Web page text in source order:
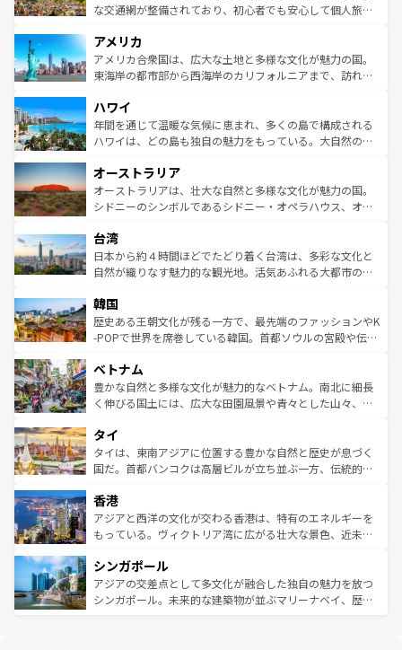
を参照してほしい。
戦など、本場だからこそできる体験も豊富。イギリスを旅
ンツ一覧を参照してほしい。
な交通網が整備されており、初心者でも安心して個人旅行
の建物がそのまま残る町や、スイスならではのユニークな
博物館もあり、アルプス観光だけでなく町歩きも満喫する
ことができる。国民の所得が高いため物価も高いが、旅行
ば市内交通費無料で観光を楽しむこともできる。 なお、新
着のスイス情報はコンテンツ一覧 を参照してほしい。
アメリカ
アメリカ合衆国は、広大な土地と多様な文化が魅力の国。
東海岸の都市部から西海岸のカリフォルニアまで、訪れる
のような巨大都市は、観光、ショッピング、エンターテイ
ンメントが詰まった刺激的なスポットだ。一方、アメリカ
西部には大自然が広がり、グランドキャニオンやイエロー
部のニューオーリンズでは、音楽と美食が融合した独特の
文化が魅力。旅行者はアメリカの各地域で異なる魅力を楽
しみながら、その多様性と豊かな歴史を感じることができ
ならではの贅沢な旅のスタイルだ。 なお、新着のアメリカ
情報はコンテンツ一覧を参照してほしい。
ハワイ
年間を通じて温暖な気候に恵まれ、多くの島で構成される
ハワイは、どの島も独自の魅力をもっている。大自然の神
ワイ島は見逃せない。また、定番の観光地といえばオアフ
島だが、静かな自然を求めるならマウイ島やカウアイ島が
おすすめ。エメラルドグリーンに輝く海をはじめ、豊かな
れるおもてなしの心で訪れる人々を迎えてくれるハワイの
人々、おいしいローカルフードやハワイアンミュージッ
ク、伝統的なフラダンスなど、すべてがハワイの魅力を彩
ワイを、存分に味わってほしい。 なお、新着のハワイ情報
はコンテンツ一覧を参照してほしい。
オーストラリア
オーストラリアは、壮大な自然と多様な文化が魅力の国。
シドニーのシンボルであるシドニー・オペラハウス、オー
リアリーフや大陸中央部にそびえるウルル（エアーズロッ
ク）、タスマニアの美しい原生林やケアンズの熱帯雨林な
ど、見どころがたくさん。また、カフェやワイン、オージ
いる。アクティビティも充実しており、サーフィンやダイ
ビング、ハイキングなど、アウトドア好きにはたまらな
い。オーストラリアの多彩な魅力を存分に味わいつくそ
参照してほしい。
台湾
日本から約４時間ほどでたどり着く台湾は、多彩な文化と
自然が織りなす魅力的な観光地。活気あふれる大都市の台
ン）、静ひつな山岳地帯である台湾東部など、都市の喧騒
と山間の静けさが共存しており、訪れる人に新しい発見と
驚きをもたらしてくれる。また、奥深い台湾の食文化も魅
容にもいいと評判のスイーツなど、バラエティ豊かな料理
が味わえる。 なお、新着の台湾情報は コンテンツ一覧を参
照してほしい。
韓国
歴史ある王朝文化が残る一方で、最先端のファッションやK
-POPで世界を席巻している韓国。首都ソウルの宮殿や伝統
き、地方に足を延ばせば四季折々の自然美を楽しむことが
できる。そして、キムチや焼肉、絶品のストリートフード
まで、さまざまな韓国料理が待っている。夜には、韓国な
リティに包まれながら、韓国の多彩な魅力を心ゆくまで味
わってみてほしい。 なお、新着の韓国情報はコンテンツ一
覧を参照してほしい。
ベトナム
豊かな自然と多様な文化が魅力的なベトナム。南北に細長
く伸びる国土には、広大な田園風景や青々とした山々、世
急速な発展と共に伝統が息づく。ハノイの古い町並みやホ
ーチミン市のフランス統治時代の建物も、独特の雰囲気を
醸し出している。また、バラエティの豊かさとおいしさで
とつ。フォーやバインミー、ベトナムコーヒーなどは、ぜ
ひ現地で味わいたい。どの地域を訪れてもあたたかい人々
が旅行者を迎えてくれるので、きっと忘れられない旅にな
参照してほしい。
タイ
タイは、東南アジアに位置する豊かな自然と歴史が息づく
国だ。首都バンコクは高層ビルが立ち並ぶ一方、伝統的な
の活気が交差している。北部ではチェンマイなどの山岳地
帯で自然と触れ合い、南部ではプーケットやクラビの美し
いビーチでリゾート気分を楽しむことができる。タイ料理
激する。気候は一年中温暖で、どの季節にも異なる楽しみ
が待っている。親しみやすいタイの人々、仏教を中心とし
た文化、そして多様な観光資源が、訪れる旅人を魅了し続
香港
アジアと西洋の文化が交わる香港は、特有のエネルギーを
もっている。ヴィクトリア湾に広がる壮大な景色、近未来
み、どこを訪れても感動するはず。観光スポットが密集し
ており、効率よく見どころを回れるのも魅力。息をのむよ
うな絶景から文化的な体験まで、香港を存分に楽しみ尽く
シンガポール
アジアの交差点として多文化が融合した独自の魅力を放つ
シンガポール。未来的な建築物が並ぶマリーナベイ、歴史